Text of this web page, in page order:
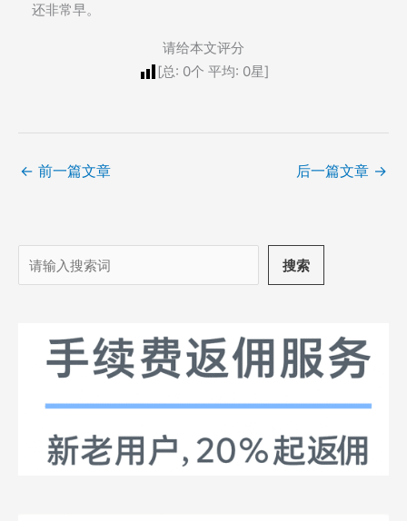
还非常早。
请给本文评分
[总: 0个 平均: 0星]
← 前一篇文章 后一篇文章 →
搜
索
搜索